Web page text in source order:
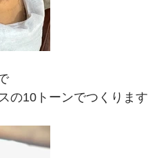
の10トーンでつくります